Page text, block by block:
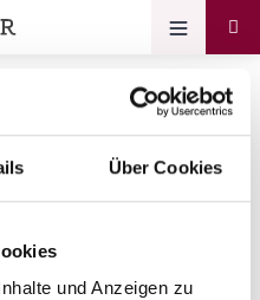
Über Cookies
und Anzeigen zu
zum